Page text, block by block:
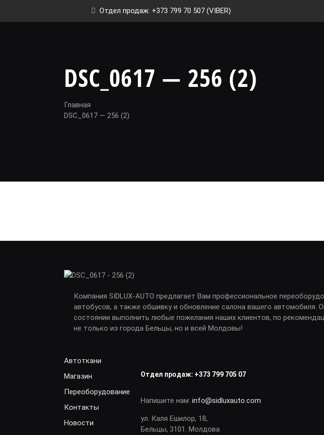
Отдел продаж: +373 799 70 507 (VIBER)
DSC_0617 — 256 (2)
Главная
DSC_0617 — 256 (2)
Компания SIDLUX-AUTO предлагает Вам профессиональное
автобусов, а также обшивку и обновление салона вашего автомобиля.
состоянии выполнить любые пожелания наших клиентов, по
не только из города Бельцы, но и всей Молдовы!
Автоткани
Магазин
Переоборудование
Контакты
Новости
Отдел продаж: +373 799 705 07
Напишите нам:info@sidluxauto.com
ул. Каля Ешилор, 18,
Бельцы, 3101. Молдова